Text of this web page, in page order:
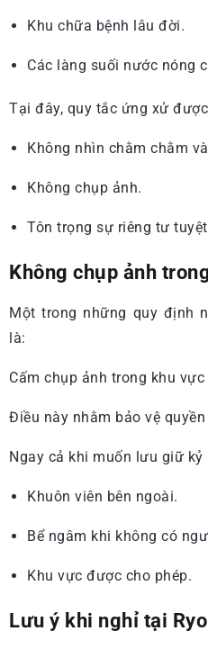
Khu chữa bệnh lâu đời.
Các làng suối nước nóng
Tại đây, quy tắc ứng xử
Không nhìn chằm chằm
Không chụp ảnh.
Tôn trọng sự riêng tư
Không chụp ảnh
Một trong những quy định
là:
Cấm chụp ảnh trong khu
Điều này nhằm bảo vệ
Ngay cả khi muốn lưu giữ kỷ
Khuôn viên bên ngoài.
Bể ngâm khi không có
Khu vực được cho phép.
Lưu ý khi nghỉ tại